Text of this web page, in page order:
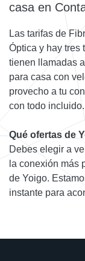
casa en
Las tarifas de
Óptica y hay tres
tienen llamadas
para casa con
provecho a tu
con todo incluido.
Qué ofertas de
Debes elegir a
la conexión más
de Yoigo.
instante para